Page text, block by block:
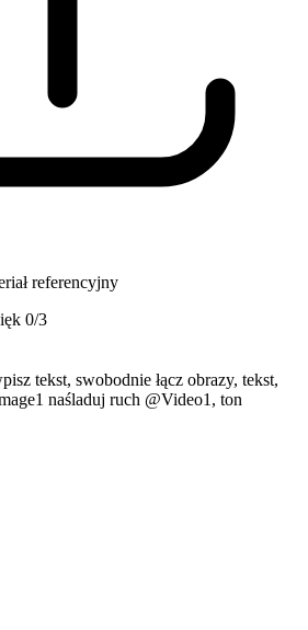
referencyjny
0/3
tekst, swobodnie łącz obrazy, tekst,
naśladuj ruch @Video1, ton